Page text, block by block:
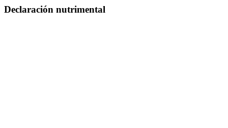
Declaración nutrimental